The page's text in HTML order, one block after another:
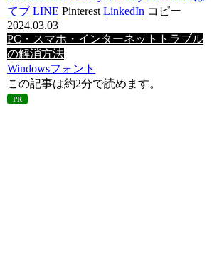
てブ LINE Pinterest LinkedIn コピー
2024.03.03
PC・スマホ・インターネットトラブル
の解消方法
Windowsフォント
この記事は約2分で読めます。
PR